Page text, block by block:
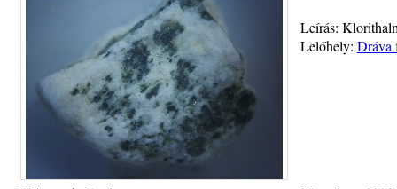
Leírás:
Lelőhely: Dráva